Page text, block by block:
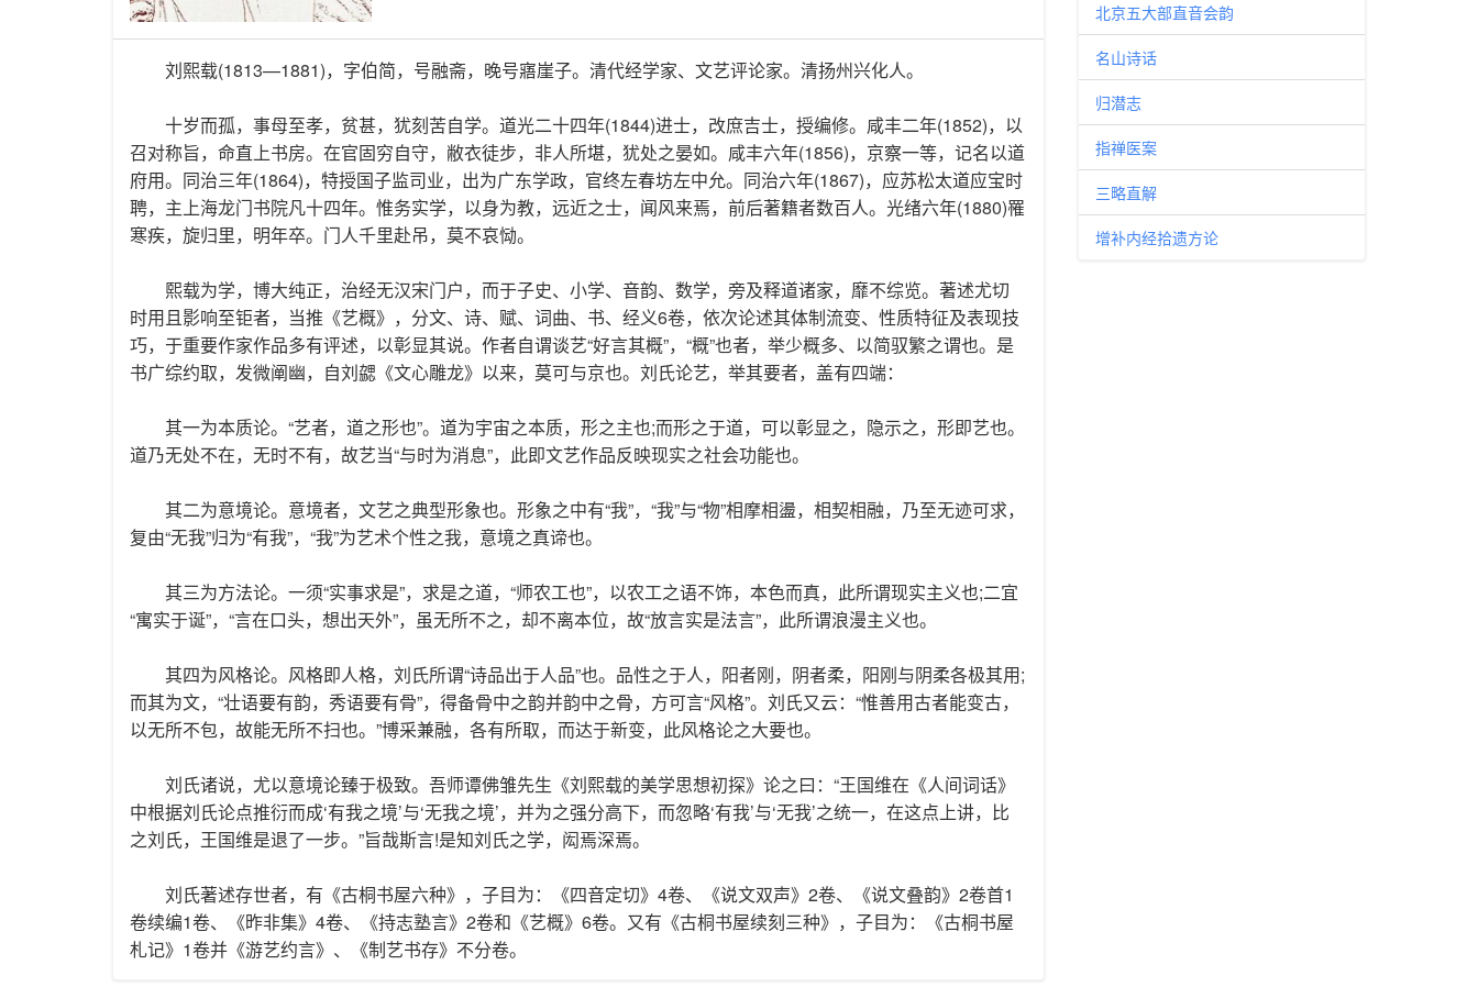
刘熙载(1813—1881)，字伯简，号融斋，晚号寤崖子。清代经学家、文艺评论家。清扬州兴化人。
十岁而孤，事母至孝，贫甚，犹刻苦自学。道光二十四年(1844)进士，改庶吉士，授编修。咸丰二年(1852)，以
召对称旨，命直上书房。在官固穷自守，敝衣徒步，非人所堪，犹处之晏如。咸丰六年(1856)，京察一等，记名以道
府用。同治三年(1864)，特授国子监司业，出为广东学政，官终左春坊左中允。同治六年(1867)，应苏松太道应宝时
聘，主上海龙门书院凡十四年。惟务实学，以身为教，远近之士，闻风来焉，前后著籍者数百人。光绪六年(1880)罹
寒疾，旋归里，明年卒。门人千里赴吊，莫不哀恸。
熙载为学，博大纯正，治经无汉宋门户，而于子史、小学、音韵、数学，旁及释道诸家，靡不综览。著述尤切
时用且影响至钜者，当推《艺概》，分文、诗、赋、词曲、书、经义6卷，依次论述其体制流变、性质特征及表现技
巧，于重要作家作品多有评述，以彰显其说。作者自谓谈艺“好言其概”，“概”也者，举少概多、以简驭繁之谓也。是
书广综约取，发微阐幽，自刘勰《文心雕龙》以来，莫可与京也。刘氏论艺，举其要者，盖有四端：
其一为本质论。“艺者，道之形也”。道为宇宙之本质，形之主也;而形之于道，可以彰显之，隐示之，形即艺也。
道乃无处不在，无时不有，故艺当“与时为消息”，此即文艺作品反映现实之社会功能也。
其二为意境论。意境者，文艺之典型形象也。形象之中有“我”，“我”与“物”相摩相盪，相契相融，乃至无迹可求，
复由“无我”归为“有我”，“我”为艺术个性之我，意境之真谛也。
其三为方法论。一须“实事求是”，求是之道，“师农工也”，以农工之语不饰，本色而真，此所谓现实主义也;二宜
“寓实于诞”，“言在口头，想出天外”，虽无所不之，却不离本位，故“放言实是法言”，此所谓浪漫主义也。
其四为风格论。风格即人格，刘氏所谓“诗品出于人品”也。品性之于人，阳者刚，阴者柔，阳刚与阴柔各极其用;
而其为文，“壮语要有韵，秀语要有骨”，得备骨中之韵并韵中之骨，方可言“风格”。刘氏又云：“惟善用古者能变古，
以无所不包，故能无所不扫也。”博采兼融，各有所取，而达于新变，此风格论之大要也。
刘氏诸说，尤以意境论臻于极致。吾师谭佛雏先生《刘熙载的美学思想初探》论之曰：“王国维在《人间词话》
中根据刘氏论点推衍而成‘有我之境’与‘无我之境’，并为之强分高下，而忽略‘有我’与‘无我’之统一，在这点上讲，比
之刘氏，王国维是退了一步。”旨哉斯言!是知刘氏之学，闳焉深焉。
刘氏著述存世者，有《古桐书屋六种》，子目为：《四音定切》4卷、《说文双声》2卷、《说文叠韵》2卷首1
卷续编1卷、《昨非集》4卷、《持志塾言》2卷和《艺概》6卷。又有《古桐书屋续刻三种》，子目为：《古桐书屋
札记》1卷并《游艺约言》、《制艺书存》不分卷。
北京五大部直音会韵
名山诗话
归潜志
指禅医案
三略直解
增补内经拾遗方论